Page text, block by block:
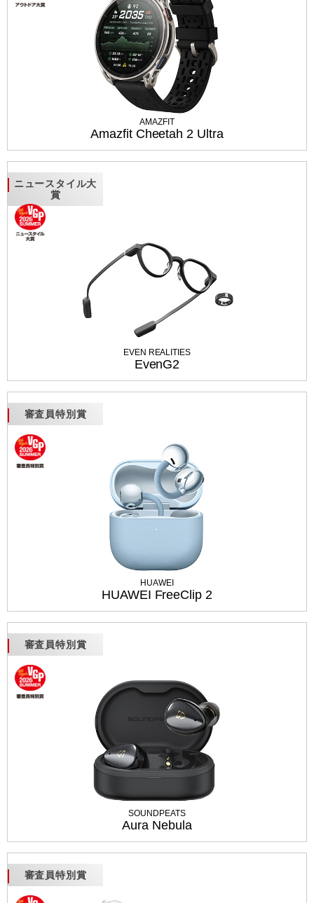
AMAZFIT
Amazfit Cheetah 2 Ultra
ニュースタイル大
賞
EVEN REALITIES
EvenG2
審査員特別賞
HUAWEI
HUAWEI FreeClip 2
審査員特別賞
SOUNDPEATS
Aura Nebula
審査員特別賞